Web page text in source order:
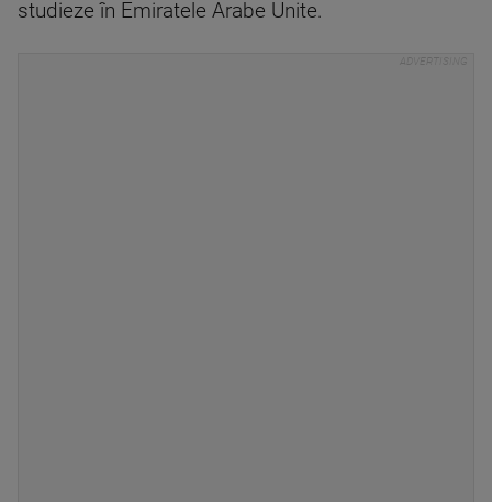
studieze în Emiratele Arabe Unite.